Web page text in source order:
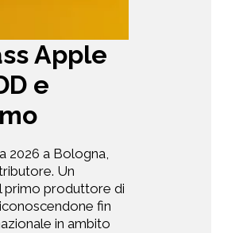
Apple
e
2026 a Bologna,
Un
primo produttore di
fin
in ambito